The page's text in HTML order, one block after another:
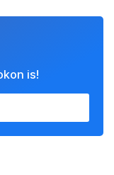
is!